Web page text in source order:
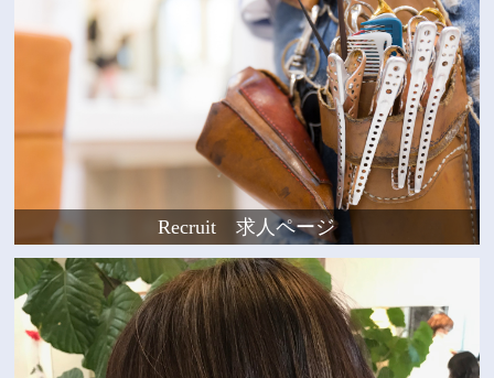
Recruit 求人ページ